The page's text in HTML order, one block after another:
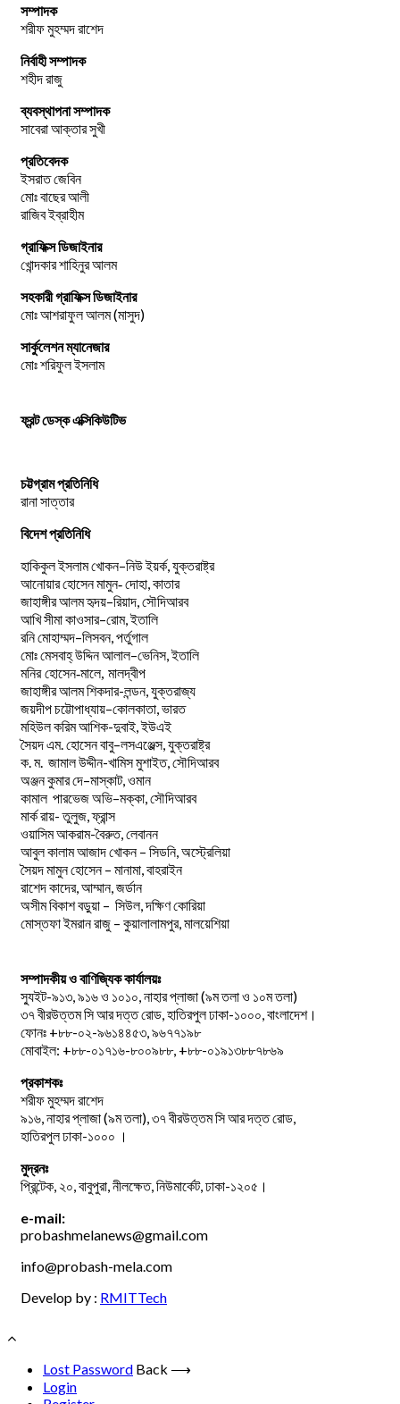
সম্পাদক
শরীফ মুহম্মদ রাশেদ
নির্বাহী সম্পাদক
শহীদ রাজু
ব্যবস্থাপনা সম্পাদক
সাবেরা আক্তার সুখী
প্রতিবেদক
ইসরাত জেবিন
মোঃ বাছের আলী
রাজিব ইব্রাহীম
গ্রাফিক্স ডিজাইনার
খোন্দকার শাহিনুর আলম
সহকারী গ্রাফিক্স ডিজাইনার
মোঃ আশরাফুল আলম (মাসুদ)
সার্কুলেশন ম্যানেজার
মোঃ শরিফুল ইসলাম
ফ্রন্ট ডেস্ক এক্সিকিউটিভ
চট্টগ্রাম প্রতিনিধি
রানা সাত্তার
বিদেশ প্রতিনিধি
হাকিকুলইসলামখোকন–নিউইয়র্ক, যুক্তরাষ্ট্র
আনোয়ারহোসেনমামুন-দোহা কাতার
জাহাঙ্গীরআলমহৃদয়–রিয়াদ সৌদিআরব
আখিসীমাকাওসার–রোম,ইতালি
রনিমোহাম্মদ–লিসবন, পর্তুগাল
মোঃমেসবাহ্উদ্দিনআলাল–ভেনিস,ইতালি
মনির হোসেন-মালে, মালদ্বীপ
জাহাঙ্গীর আলম শিকদার-লন্ডন, যুক্তরাজ্য
জয়দীপচট্টোপাধ্যায়–কোলকাতা ভারত
মহিউল করিম আশিক-দুবাই, ইউএই
সৈয়দএম. হোসেনবাবু–লসএঞ্জেল্স, যুক্তরাষ্ট্র
ক ম. জামালউদ্দীন-খামিস মুশাইত, সৌদিআরব
অঞ্জনকুমারদে–মাস্কাট, ওমান
কামাল পারভেজঅভি–মক্কা সৌদিআরব
মার্ক রায়- তুলুজ, ফ্রান্স
ওয়াসিম আকরাম-বৈরুত, লেবানন
আবুল কালাম আজাদ খোকন – সিডনি, অস্ট্রেলিয়া
সৈয়দ মামুন হোসেন – মানামা, বাহরাইন
রাশেদ কাদের, আম্মান, জর্ডান
অসীম বিকাশ বড়ুয়া – সিউল, দক্ষিণ কোরিয়া
মোস্তফা ইমরান রাজু – কুয়ালালামপুর, মালয়েশিয়া
সম্পাদকীয় ও বাণিজ্যিক কার্যালয়ঃ
স্যুইট-৯১৩, ৯১৬ ও ১০১০, নাহার প্লাজা (৯ম তলা ও ১০ম তলা)
৩৭ বীরউত্তম সি আর দত্ত রোড, হাতিরপুল ঢাকা-১০০০, বাংলাদেশ।
ফোনঃ +৮৮-০২-৯৬১৪৪৫৩, ৯৬৭৭১৯৮
মোবাইল: +৮৮-০১৭১৬-৮০০৯৮৮, +৮৮-০১৯১৩৮৮৭৮৬৯
প্রকাশকঃ
শরীফ মুহম্মদ রাশেদ
৯১৬, নাহার প্লাজা (৯ম তলা), ৩৭ বীরউত্তম সি আর দত্ত রোড,
হাতিরপুল ঢাকা-১০০০ ।
মুদ্রনঃ
প্রিন্টেক, ২০, বাবুপুরা, নীলক্ষেত, নিউমার্কেট, ঢাকা-১২০৫।
e-mail:
probashmelanews@gmail.com
info@probash-mela.com
Develop by : RMITTech
Lost Password Back ⟶
Login